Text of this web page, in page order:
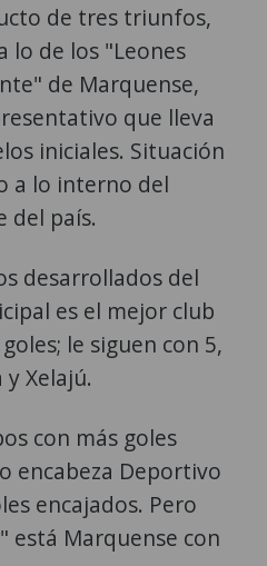
de tres triunfos,
lo de los "Leones
de Marquense,
que lleva
iniciales. Situación
a lo interno del
del país.
desarrollados del
es el mejor club
le siguen con 5,
Xelajú.
con más goles
encabeza Deportivo
encajados. Pero
está Marquense con